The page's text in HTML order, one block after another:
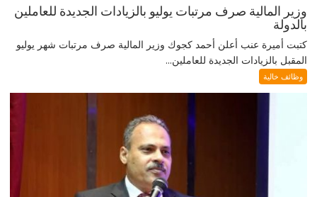
وزير المالية صرف مرتبات يوليو بالزيادات الجديدة للعاملين
بالدولة
كتبت أميرة عنب أعلن أحمد كجوك وزير المالية صرف مرتبات شهر يوليو
المقبل بالزيادات الجديدة للعاملين...
وظائف خالية